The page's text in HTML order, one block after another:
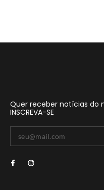
Quer receber notícias do
INSCREVA-SE